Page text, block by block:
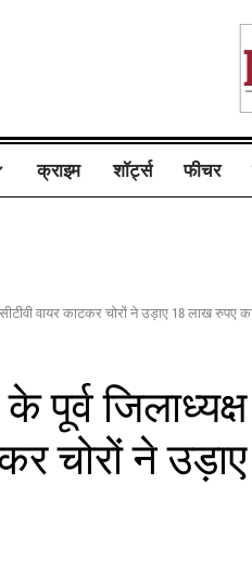
क्राइम शॉर्ट्स फीचर
वायर काटकर चोरों ने उड़ाए 18 लाख रुपए
पूर्व
चोरों ने